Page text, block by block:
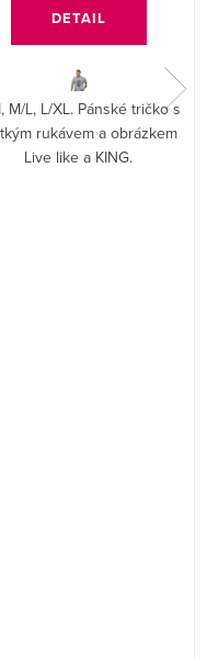
DETAIL
M/L, L/XL. Pánské tričko s
rukávem a obrázkem
Live like a KING.